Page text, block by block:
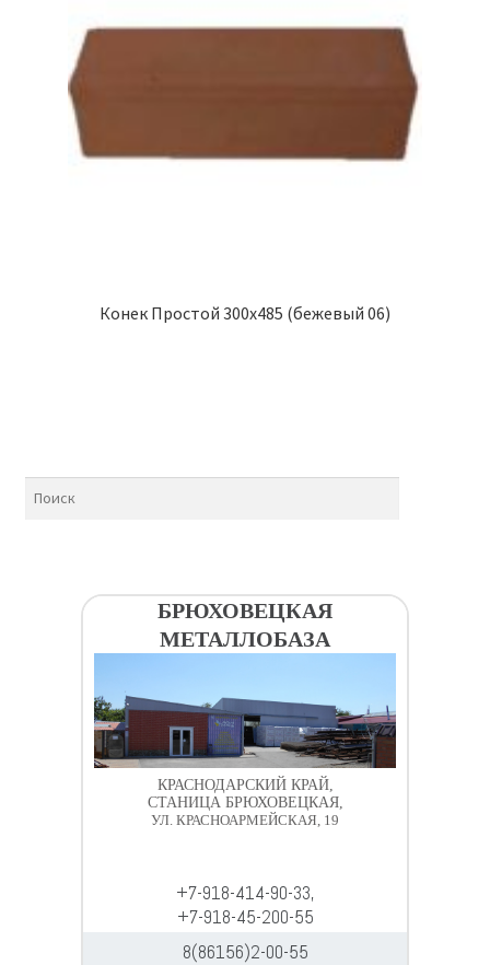
Конек Простой 300х485 (бежевый 06)
БРЮХОВЕЦКАЯ
МЕТАЛЛОБАЗА
КРАСНОДАРСКИЙ КРАЙ,
СТАНИЦА БРЮХОВЕЦКАЯ,
УЛ. КРАСНОАРМЕЙСКАЯ, 19
+7-918-414-90-33,
+7-918-45-200-55
8(86156)2-00-55